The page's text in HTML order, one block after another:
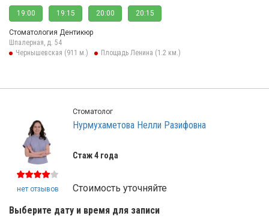
19:00 19:15 20:00 20:15
Стоматология Дентикюр
Шпалерная, д. 54
Чернышевская (911 м.)
Площадь Ленина (1.2 км.)
нет отзывов
Стоматолог
Нурмухаметова Нелли Разифовна
Стаж 4 года
Стоимость уточняйте
Выберите дату и время для записи